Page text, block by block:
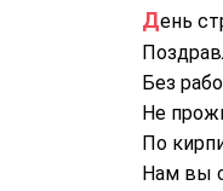
День
Без
Не
По
Нам вы